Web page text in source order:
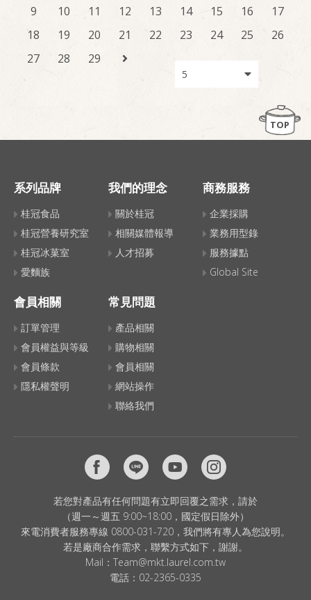
9
10 11 12 13 14 15 16
17
18
19 20 21 22 23 24 25
26
27
28 29
TOP
系列品牌
桂冠食品
桂冠營養研究室
桂冠冰菓室
愛麵族
我們的理念
關於桂冠
相關媒體報導
人才招募
商務服務
企業採購
業務用型錄
服務據點
Global Site
會員相關
訂單管理
會員權益與等級
會員條款
隱私權聲明
常見問題
產品相關
購物相關
會員相關
網站操作
聯絡我們
若您對產品有任何問題有立即回覆之需求，請於
（週一～週五 9:00~18:00，國定假日除外）
來電消費者服務專線 0800-031-720，我們將有專人為您說明。
若是廠商合作需求，聯繫方式如下，謝謝。
Mail： Team@mkt.laurel.com.tw
電話： 02-2365-0335